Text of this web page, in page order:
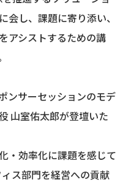
会し、課題に寄り添い、
アシストするための講
ンサーセッションのモデ
山室佑太郎が登壇いた
・効率化に課題を感じて
ス部門を経営への貢献